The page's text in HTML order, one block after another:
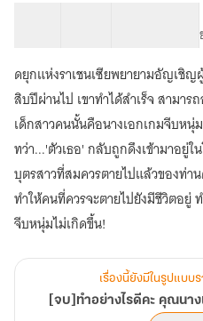
ไม่
ได้
แล้ว
ค่ะ!
เล่ม
2
นี้
ดยุกแห่งราเชนเซียพยายามอัญเชิ
สิบปีผ่านไป เขาทำได้สำเร็จ สามา
เด็กสาวคนนั้นคือนางเอกเกมจีบหนุ่ม
ทว่า...'ตัวเธอ' กลับถูกดึงเข้ามาอยู่
บุตรสาวที่สมควรตายไปแล้วของท่า
ทำให้คนที่ควรจะตายไปยังมีชีวิตอยู่
จีบหนุ่มไม่เกิดขึ้น!
เรื่องนี้ยังมีในรูปแบบ
[จบ]ทำอย่างไรดีคะ คุณนาง